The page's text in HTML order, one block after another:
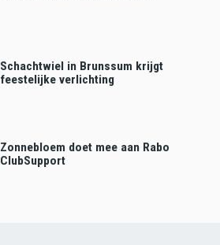
Schachtwiel in Brunssum krijgt
feestelijke verlichting
Zonnebloem doet mee aan Rabo
ClubSupport